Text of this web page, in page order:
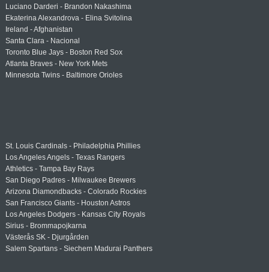
Luciano Darderi - Brandon Nakashima
Ekaterina Alexandrova - Elina Svitolina
Ireland - Afghanistan
Santa Clara - Nacional
Toronto Blue Jays - Boston Red Sox
Atlanta Braves - New York Mets
Minnesota Twins - Baltimore Orioles
St. Louis Cardinals - Philadelphia Phillies
Los Angeles Angels - Texas Rangers
Athletics - Tampa Bay Rays
San Diego Padres - Milwaukee Brewers
Arizona Diamondbacks - Colorado Rockies
San Francisco Giants - Houston Astros
Los Angeles Dodgers - Kansas City Royals
Sirius - Brommapojkarna
Västerås SK - Djurgården
Salem Spartans - Siechem Madurai Panthers